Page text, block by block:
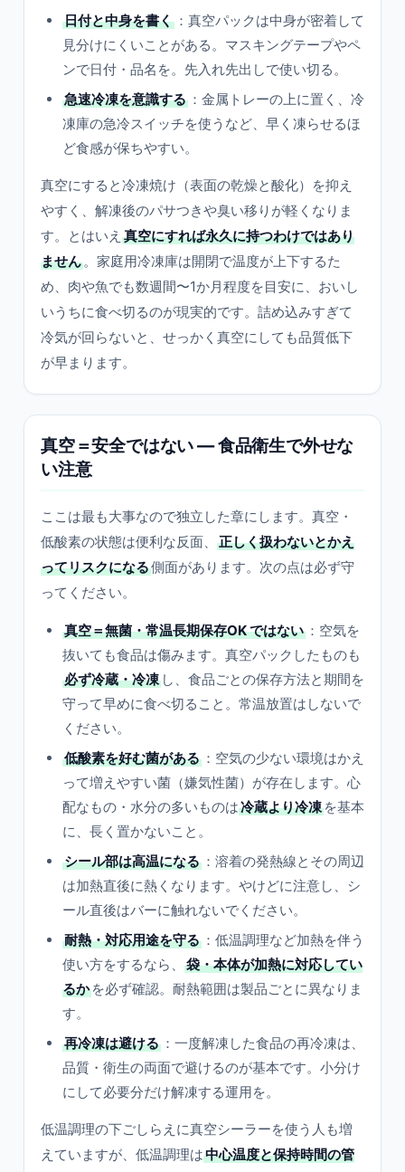
日付と中身を書く ：真空パックは中身が密着して
見分けにくいことがある。マスキングテープやペ
ンで日付・品名を。先入れ先出しで使い切る。
急速冷凍を意識する ：金属トレーの上に置く、冷
凍庫の急冷スイッチを使うなど、早く凍らせるほ
ど食感が保ちやすい。
真空にすると冷凍焼け（表面の乾燥と酸化）を抑え
やすく、解凍後のパサつきや臭い移りが軽くなりま
す。とはいえ 真空にすれば永久に持つわけではあり
ません。家庭用冷凍庫は開閉で温度が上下するた
め、肉や魚でも数週間〜1か月程度を目安に、おいし
いうちに食べ切るのが現実的です。詰め込みすぎて
冷気が回らないと、せっかく真空にしても品質低下
が早まります。
真空＝安全ではない — 食品衛生で外せな
い注意
ここは最も大事なので独立した章にします。真空・
低酸素の状態は便利な反面、
正しく扱わないとかえ
ってリスクになる側面があります。次の点は必ず守
ってください。
真空＝無菌・常温長期保存OK ではない ：空気を
抜いても食品は傷みます。真空パックしたものも
必ず冷蔵・冷凍 し、食品ごとの保存方法と期間を
守って早めに食べ切ること。常温放置はしないで
ください。
低酸素を好む菌がある ：空気の少ない環境はかえ
って増えやすい菌（嫌気性菌）が存在します。心
配なもの・水分の多いものは冷蔵より冷凍 を基本
に、長く置かないこと。
シール部は高温になる ：溶着の発熱線とその周辺
は加熱直後に熱くなります。やけどに注意し、シ
ール直後はバーに触れないでください。
耐熱・対応用途を守る ：低温調理など加熱を伴う
使い方をするなら、
袋・本体が加熱に対応してい
るか を必ず確認。耐熱範囲は製品ごとに異なりま
す。
再冷凍は避ける ：一度解凍した食品の再冷凍は、
品質・衛生の両面で避けるのが基本です。小分け
にして必要分だけ解凍する運用を。
低温調理の下ごしらえに真空シーラーを使う人も増
えていますが、低温調理は中心温度と保持時間の管